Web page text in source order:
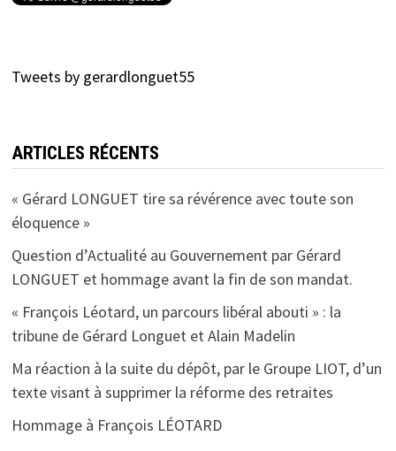
Tweets by gerardlonguet55
ARTICLES RÉCENTS
« Gérard LONGUET tire sa révérence avec toute son
éloquence »
Question d’Actualité au Gouvernement par Gérard
LONGUET et hommage avant la fin de son mandat.
« François Léotard, un parcours libéral abouti » : la
tribune de Gérard Longuet et Alain Madelin
Ma réaction à la suite du dépôt, par le Groupe LIOT, d’un
texte visant à supprimer la réforme des retraites
Hommage à François LÉOTARD